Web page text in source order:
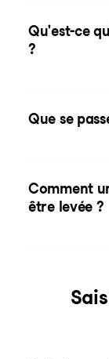
Qu'est-ce
?
Que se
Comment
être levée ?